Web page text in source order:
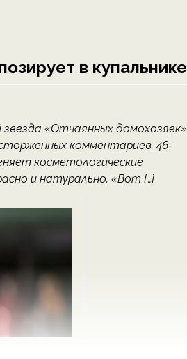
в купальнике
«Отчаянных домохозяек»
комментариев. 46-
косметологические
и натурально. «Вот […]